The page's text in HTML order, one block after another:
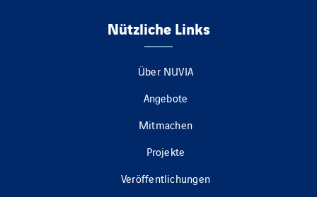
Nützliche Links
Über NUVIA
Angebote
Mitmachen
Projekte
Veröffentlichungen